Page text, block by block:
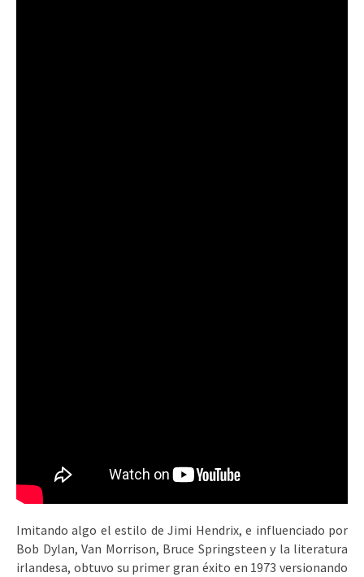
Imitando algo el estilo de Jimi Hendrix, e influenciado por
Bob Dylan, Van Morrison, Bruce Springsteen y la literatura
irlandesa, obtuvo su primer gran éxito en 1973 versionando